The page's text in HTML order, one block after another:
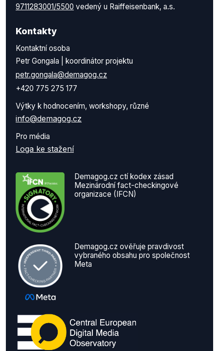
9711283001/5500 vedený u Raiffeisenbank, a.s.
Kontakty
Kontaktní osoba
Petr Gongala | koordinátor projektu
petr.gongala@demagog.cz
+420 775 275 177
Výtky k hodnocením, workshopy, různé
info@demagog.cz
Pro média
Loga ke stažení
Demagog.cz ctí kodex zásad
Mezinárodní fact-checkingové
organizace (IFCN)
Demagog.cz ověřuje pravdivost
vybraného obsahu pro společnost
Meta